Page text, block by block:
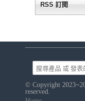
RSS 訂閱
© Copyright
reserved.